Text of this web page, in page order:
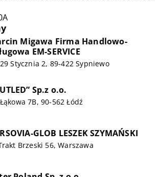
Migawa Firma Handlowo-
EM-SERVICE
Stycznia 2, 89-422 Sypniewo
Sp.z o.o.
7B, 90-562 Łódź
GLOB LESZEK SZYMAŃSKI
Brzeski 56, Warszawa